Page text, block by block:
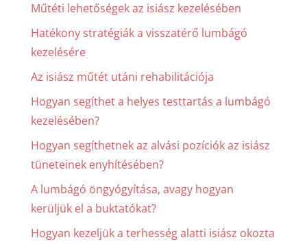
Műtéti lehetőségek az isiász kezelésében
Hatékony stratégiák a visszatérő lumbágó
kezelésére
Az isiász műtét utáni rehabilitációja
Hogyan segíthet a helyes testtartás a lumbágó
kezelésében?
Hogyan segíthetnek az alvási pozíciók az isiász
tüneteinek enyhítésében?
A lumbágó öngyógyítása, avagy hogyan
kerüljük el a buktatókat?
Hogyan kezeljük a terhesség alatti isiász okozta